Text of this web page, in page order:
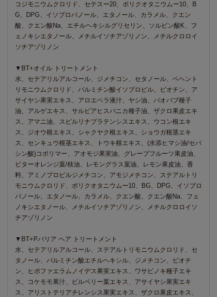
コジモニウムクロリド、セテスー20、ポリクオタニウムー10、B
G、DPG、イソプロパノール、エタノール、カラメル、クエン
酸、クエン酸Na、エチルヘキシルグリセリン、ソルビン酸K、フ
ェノキシエタノール、メチルイソチアゾリノン、メチルクロロイ
ソチアゾリノン
▼BT+オイル トリートメント
水、セテアリルアルコール、ジメチコン、セタノール、ベヘント
リモニウムクロリド、パルミチン酸イソプロピル、ビオチン、ア
サイヤシ果実エキス、アロエベラ液汁、ヤシ油、バオバブ種子
油、アルゲエキス、サルビアヒスパニカ種子油、ザクロ果皮エキ
ス、アマニ油、スピルリナプラテンシスエキス、ウコン根エキ
ス、ジオウ根エキス、シャクヤク根エキス、ショウガ根茎エキ
ス、センキュウ根茎エキス、トウキ根エキス、(水添ヒマシ油/セバ
シン酸)コポリマー、アオモジ果実油、グレープフルーツ果皮油、
ビターオレンジ葉/枝油、レモングラス葉油、レモン果皮油、香
料、アミノプロピルジメチコン、アモジメチコン、ステアルトリ
モニウムクロリド、ポリクオタニウムー10、BG、DPG、イソプロ
パノール、エタノール、カラメル、クエン酸、クエン酸Na、フェ
ノキシエタノール、メチルイソチアゾリノン、メチルクロロイソ
チアゾリノン
▼BT+Pバリア ヘア トリートメント
水、セテアリルアルコール、ステアルトリモニウムクロリド、セ
タノール、パルミチン酸エチルヘキシル、ジメチコン、ビオチ
ン、ヒポファエラムノイデス果実エキス、ワサビノキ種子エキ
ス、コケモモ果汁、ビルベリー葉エキス、アサイヤシ果実エキ
ス、アリストテリアチレンシス果実エキス、ザクロ果皮エキス、